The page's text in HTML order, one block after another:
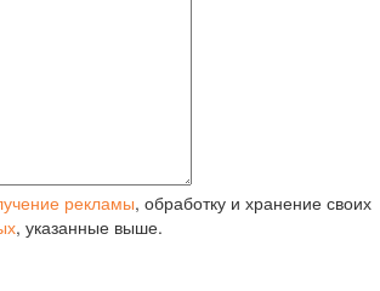
рекламы, обработку и хранение своих
, указанные выше.